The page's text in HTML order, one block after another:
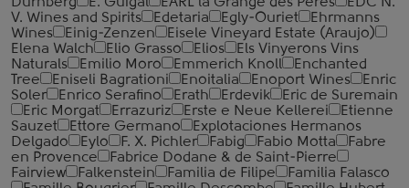
V. Wines and Spirits
Edetaria Egly-Ouriet
Ehrmanns
Wines
Einig-Zenzen
Eisele Vineyard Estate (Araujo)
Elena Walch
Elio Grasso Elios
Els Vinyerons Vins
Naturals
Emilio Moro Emmerich Knoll
Enchanted
Tree
Eniseli Bagrationi Enoitalia Enoport Wines
Enric
Soler
Enrico Serafino Erath Erdevik
Eric de Suremain
Eric Morgat
Errazuriz Erste e Neue Kellerei
Etienne
Sauzet
Ettore Germano
Explotaciones Hermanos
Delgado
Eylo F. X. Pichler Fabig Fabio Motta
Fabre
en Provence
Fabrice Dodane & de Saint-Pierre
Fairview
Falkenstein Familia de Filipe
Familia Falasco